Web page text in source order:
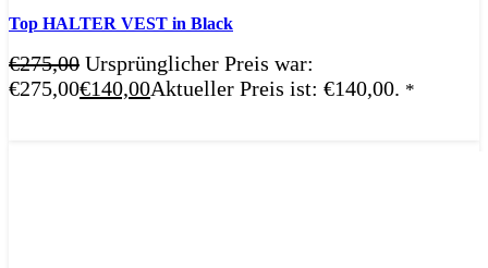
Top HALTER VEST in Black
€275,00 Ursprünglicher Preis war:
€275,00€140,00Aktueller Preis ist: €140,00. *